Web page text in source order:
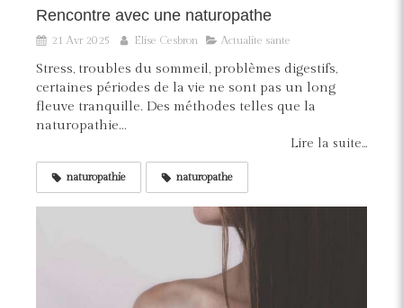
Rencontre avec une naturopathe
21 Avr 2025 Elise Cesbron Actualite sante
Stress, troubles du sommeil, problèmes digestifs,
certaines périodes de la vie ne sont pas un long
fleuve tranquille. Des méthodes telles que la
naturopathie...
Lire la suite...
naturopathie naturopathe